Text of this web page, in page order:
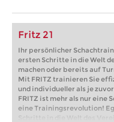
Fritz 21
Ihr persönlicher
ersten Schritte in die Welt
machen oder bereits auf
Mit FRITZ trainieren Sie
und individueller als je
FRITZ ist mehr als nur eine
eine Trainingsrevolution!
Schritte in die Welt des